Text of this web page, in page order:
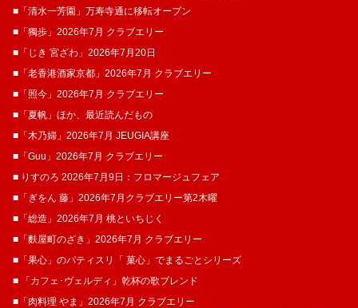
■「清水一芳園」万寿寺通に移転オープン
■「獨歩」2026年7月 クラブエリー
■「じき 宮ざわ」2026年7月20日
■「老香港酒家京都」2026年7月 クラブエリー
■「照今」2026年7月 クラブエリー
■「夏帆」ほか、最近読んだもの
■「木乃婦」2026年7月 JEUGIA講座
■「Guu」2026年7月 クラブエリー
■ りすのろ 2026年7月9日：フロマージュフェア
■「ぎをん 藤」2026年7月クラブエリー第2木曜
■「総造」2026年7月 桃といちじく
■「麩屋町のざき」2026年7月 クラブエリー
■「果心」のパティスリ「 菓​心」でまるごとシリーズ
■ 「カフェ･ヴェルディ」乾杯の歌ブレンド
■「肉料理 やま」2026年7月 クラブエリー